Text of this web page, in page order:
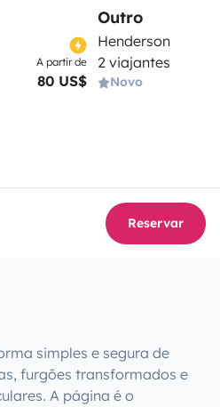
A partir de
80 US$
Outro
Henderson
2 viajantes
Novo
Reservar
simples e segura de
furgões transformados e
A página é o